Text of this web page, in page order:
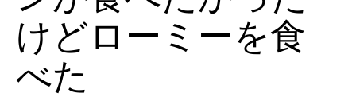
けどローミーを食
べた